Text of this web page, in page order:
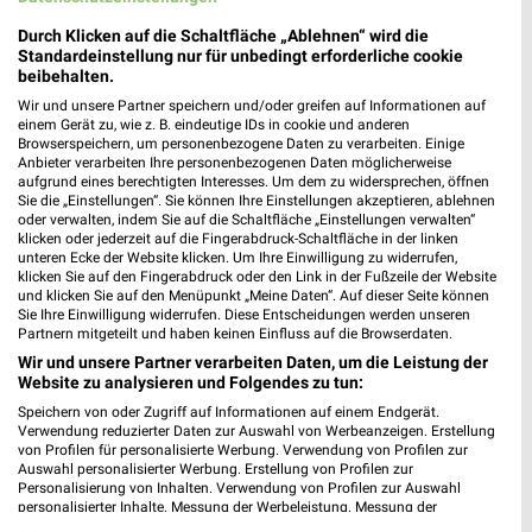
Reisen & Tourismus Filialen in der
Umgebung
Schäfer-Reisen Heilbronn
Kirchbrunnenstraße 33
74072 Heilbronn
Heute 10:00 - 14:00 Uhr | Geschlossen
0,39 km
Olgastraße 57
74072 Heilbronn
Heute 07:00 - 22:00 Uhr | Schließt in 34 Min.
0,95 km • Angebote: 3 Prospekte
Durch Klicken auf die Schaltfläche „Ablehnen“ wird die
Standardeinstellung nur für unbedingt erforderliche cookie
beibehalten.
Wir und unsere Partner speichern und/oder greifen auf Informationen auf
einem Gerät zu, wie z. B. eindeutige IDs in cookie und anderen
Browserspeichern, um personenbezogene Daten zu verarbeiten. Einige
Anbieter verarbeiten Ihre personenbezogenen Daten möglicherweise
aufgrund eines berechtigten Interesses. Um dem zu widersprechen, öffnen
Sie die „Einstellungen“. Sie können Ihre Einstellungen akzeptieren, ablehnen
oder verwalten, indem Sie auf die Schaltfläche „Einstellungen verwalten“
klicken oder jederzeit auf die Fingerabdruck-Schaltfläche in der linken
unteren Ecke der Website klicken. Um Ihre Einwilligung zu widerrufen,
klicken Sie auf den Fingerabdruck oder den Link in der Fußzeile der Website
und klicken Sie auf den Menüpunkt „Meine Daten“. Auf dieser Seite können
Sie Ihre Einwilligung widerrufen. Diese Entscheidungen werden unseren
Partnern mitgeteilt und haben keinen Einfluss auf die Browserdaten.
Wir und unsere Partner verarbeiten Daten, um die Leistung der
Website zu analysieren und Folgendes zu tun:
Speichern von oder Zugriff auf Informationen auf einem Endgerät.
Verwendung reduzierter Daten zur Auswahl von Werbeanzeigen. Erstellung
von Profilen für personalisierte Werbung. Verwendung von Profilen zur
Auswahl personalisierter Werbung. Erstellung von Profilen zur
Personalisierung von Inhalten. Verwendung von Profilen zur Auswahl
personalisierter Inhalte. Messung der Werbeleistung. Messung der